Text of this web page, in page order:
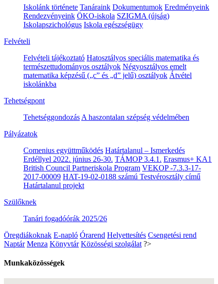
Iskolánk története Tanáraink Dokumentumok Eredményeink
Rendezvényeink ÖKO-iskola SZIGMA (újság)
Iskolapszichológus Iskola egészségügy
Felvételi
Felvételi tájékoztató Hatosztályos speciális matematika és
természettudományos osztályok Négyosztályos emelt
matematika képzésű („c” és „d” jelű) osztályok Átvétel
iskolánkba
Tehetségpont
Tehetséggondozás A haszontalan szépség védelmében
Pályázatok
Comenius együttműködés Határtalanul – Ismerkedés
Erdéllyel 2022. június 26-30. TÁMOP 3.4.1. Erasmus+ KA1
British Council Partneriskola Program VEKOP -7.3.3-17-
2017-00009 HAT-19-02-0188 számú Testvérosztály című
Határtalanul projekt
Szülőknek
Tanári fogadóórák 2025/26
Öregdiákoknak E-napló Órarend Helyettesítés Csengetési rend
Naptár Menza Könyvtár Közösségi szolgálat ?>
Munkaközösségek